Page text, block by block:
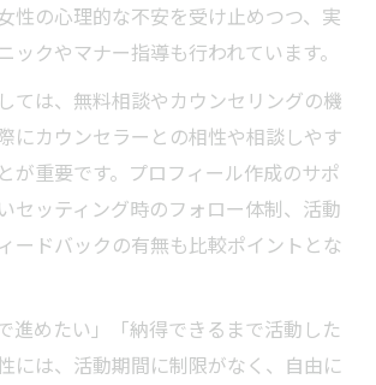
性の心理的な不安を受け止めつつ、実
ックやマナー指導も行われています。
ては、無料相談やカウンセリングの機
にカウンセラーとの相性や相談しやす
が重要です。プロフィール作成のサポ
セッティング時のフォロー体制、活動
ードバックの有無も比較ポイントとな
進めたい」「納得できるまで活動した
には、活動期間に制限がなく、自由に